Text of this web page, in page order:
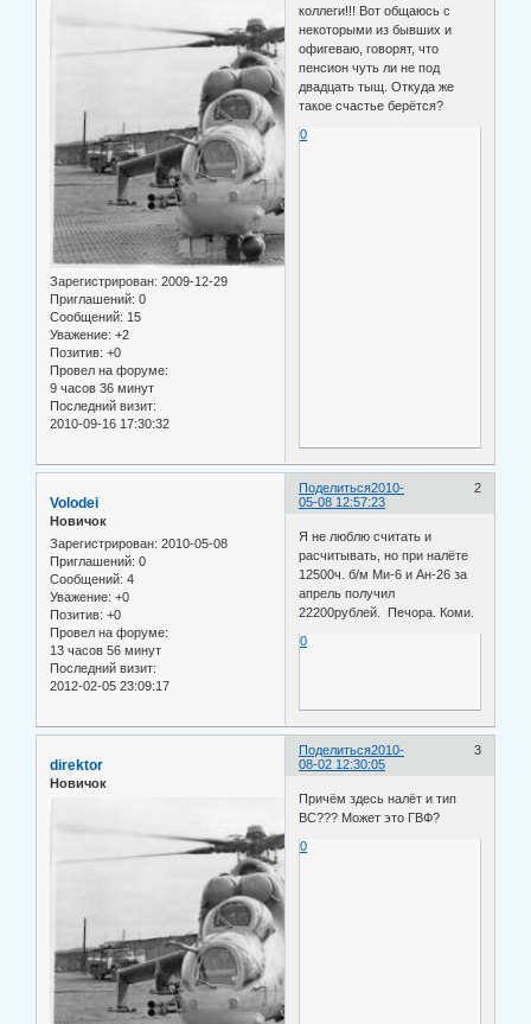
Зарегистрирован: 2009-12-29
Приглашений: 0
Сообщений: 15
Уважение: +2
Позитив: +0
Провел на форуме:
9 часов 36 минут
Последний визит:
2010-09-16 17:30:32
коллеги!!! Вот общаюсь с
некоторыми из бывших и
офигеваю, говорят, что
пенсион чуть ли не под
двадцать тыщ. Откуда же
такое счастье берётся?
0
Поделиться 2
2010-
05-08 12:57:23
Volodei
Новичок
Зарегистрирован: 2010-05-08
Приглашений: 0
Сообщений: 4
Уважение: +0
Позитив: +0
Провел на форуме:
13 часов 56 минут
Последний визит:
2012-02-05 23:09:17
Я не люблю считать и
расчитывать, но при налёте
12500ч. б/м Ми-6 и Ан-26 за
апрель получил
22200рублей. Печора. Коми.
0
Поделиться 3
2010-
08-02 12:30:05
direktor
Новичок
Причём здесь налёт и тип
ВС??? Может это ГВФ?
0